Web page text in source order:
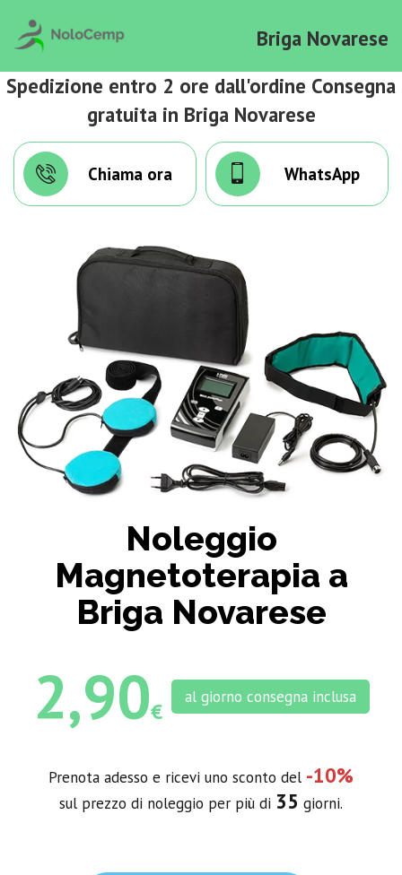
Briga Novarese
Spedizione entro 2 ore dall'ordine Consegna
gratuita in Briga Novarese
Chiama ora WhatsApp
Noleggio
Magnetoterapia a
Briga Novarese
2,90€
al giorno consegna inclusa
Prenota adesso e ricevi uno sconto del -10%
sul prezzo di noleggio per più di 35 giorni.